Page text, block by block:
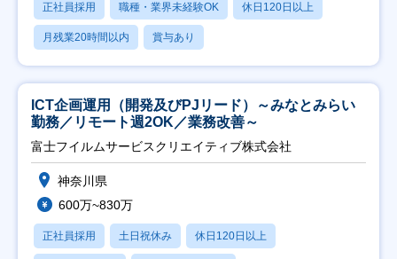
正社員採用 職種・業界未経験OK 休日120日以上
月残業20時間以内 賞与あり
ICT企画運用（開発及びPJリード）～みなとみらい
勤務／リモート週2OK／業務改善～
富士フイルムサービスクリエイティブ株式会社
神奈川県
600万~830万
正社員採用 土日祝休み 休日120日以上